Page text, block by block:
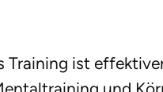
Training ist